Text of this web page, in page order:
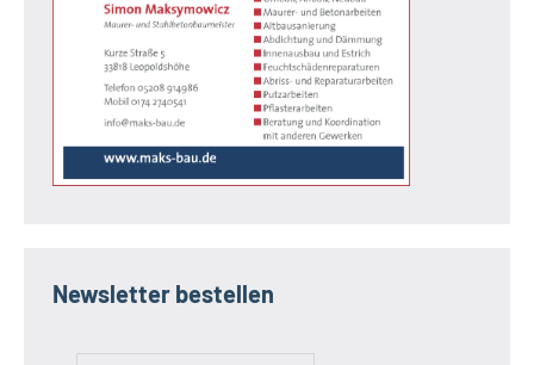
Newsletter bestellen